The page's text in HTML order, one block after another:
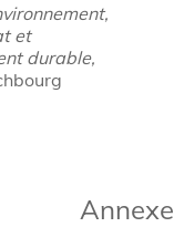
et
durable,
Annexe